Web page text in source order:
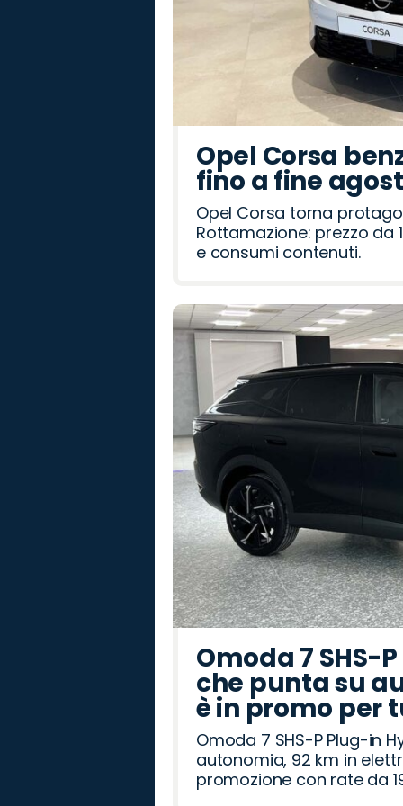
Opel Corsa
fino a fine
Opel Corsa torna
Rottamazione: prezzo da
e consumi contenuti.
Omoda 7 SHS-
che punta su
è in promo per
Omoda 7 SHS-P Plug-in
autonomia, 92 km in
promozione con rate da